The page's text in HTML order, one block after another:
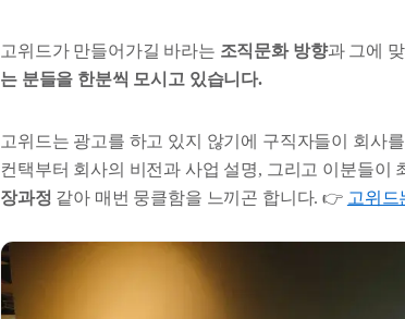
고위드가 만들어가길 바라는 조직문화 방향과 그에
는 분들을 한분씩 모시고 있습니다.
고위드는 광고를 하고 있지 않기에 구직자들이 회사
컨택부터 회사의 비전과 사업 설명, 그리고 이분들이
장과정 같아 매번 뭉클함을 느끼곤 합니다. 👉 고위드